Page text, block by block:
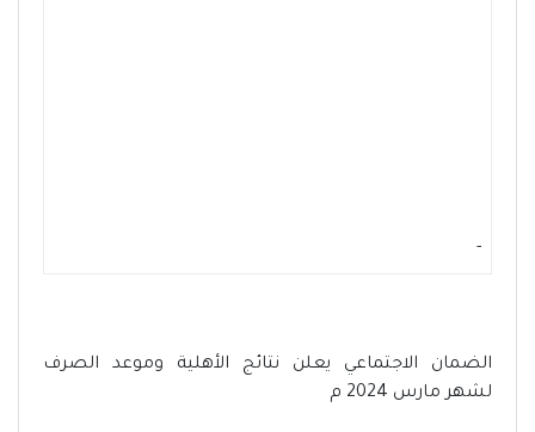
-
الضمان الاجتماعي يعلن نتائج الأهلية وموعد الصرف
لشهر مارس 2024 م